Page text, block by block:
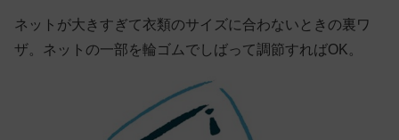
ネットが大きすぎて衣類のサイズに合わないときの裏ワ
ザ。ネットの一部を輪ゴムでしばって調節すればOK。